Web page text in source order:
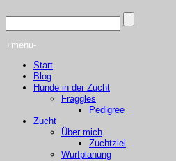
+menu-
Start
Blog
Hunde in der Zucht
Fraggles
Pedigree
Zucht
Über mich
Zuchtziel
Wurfplanung